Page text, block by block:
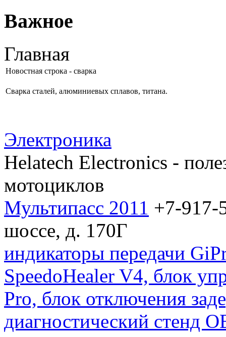
Важное
Главная
Новостная строка - сварка
Сварка сталей, алюминиевых сплавов, титана.
Электроника
Helatech Electronics -
мотоциклов
Мультипасс 2011 +7-917-
шоссе, д. 170Г
индикаторы передачи
SpeedoHealer V4, блок
Pro, блок отключения
диагностический стенд